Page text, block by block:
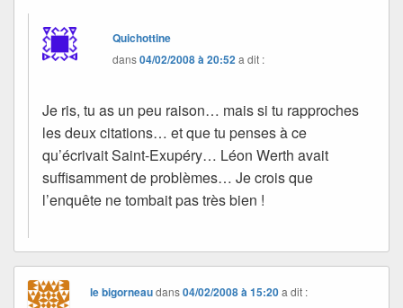
Quichottine
dans04/02/2008 à 20:52 a dit :
Je ris, tu as un peu raison… mais si tu rapproches
les deux citations… et que tu penses à ce
qu’écrivait Saint-Exupéry… Léon Werth avait
suffisamment de problèmes… Je crois que
l’enquête ne tombait pas très bien !
le bigorneaudans04/02/2008 à 15:20 a dit :